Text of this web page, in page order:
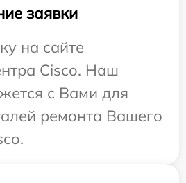
заявки
на сайте
Cisco. Наш
с Вами для
ремонта Вашего